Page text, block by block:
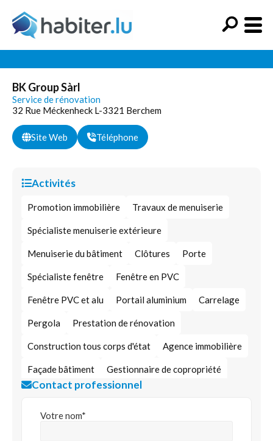
BK Group Sàrl
Service de rénovation
32 Rue Méckenheck L-3321 Berchem
Site Web Téléphone
Activités
Promotion immobilière Travaux de menuiserie
Spécialiste menuiserie extérieure
Menuiserie du bâtiment Clôtures Porte
Spécialiste fenêtre Fenêtre en PVC
Fenêtre PVC et alu Portail aluminium Carrelage
Pergola Prestation de rénovation
Construction tous corps d'état Agence immobilière
Façade bâtiment Gestionnaire de copropriété
Contact professionnel
Votre nom*